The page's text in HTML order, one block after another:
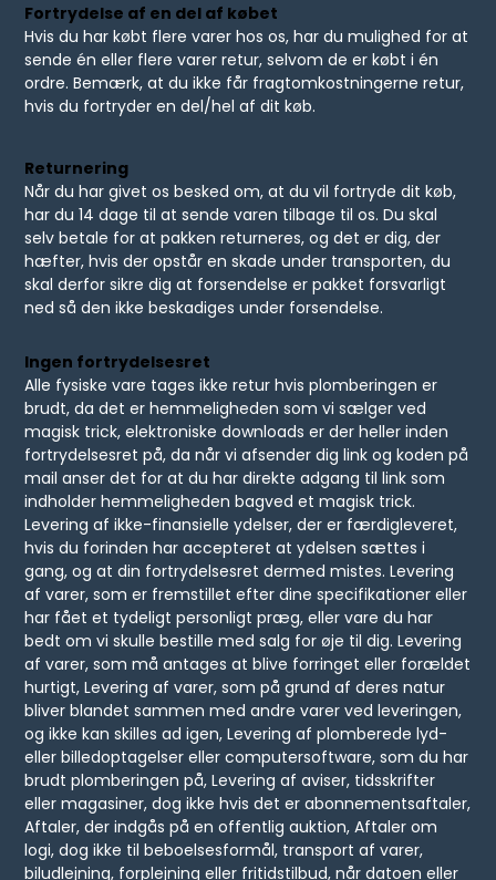
Fortrydelse af en del af købet
Hvis du har købt flere varer hos os, har du mulighed for at
sende én eller flere varer retur, selvom de er købt i én
ordre. Bemærk, at du ikke får fragtomkostningerne retur,
hvis du fortryder en del/hel af dit køb.
Returnering
Når du har givet os besked om, at du vil fortryde dit køb,
har du 14 dage til at sende varen tilbage til os. Du skal
selv betale for at pakken returneres, og det er dig, der
hæfter, hvis der opstår en skade under transporten, du
skal derfor sikre dig at forsendelse er pakket forsvarligt
ned så den ikke beskadiges under forsendelse.
Ingen fortrydelsesret
Alle fysiske vare tages ikke retur hvis plomberingen er
brudt, da det er hemmeligheden som vi sælger ved
magisk trick, elektroniske downloads er der heller inden
fortrydelsesret på, da når vi afsender dig link og koden på
mail anser det for at du har direkte adgang til link som
indholder hemmeligheden bagved et magisk trick.
Levering af ikke-finansielle ydelser, der er færdigleveret,
hvis du forinden har accepteret at ydelsen sættes i
gang, og at din fortrydelsesret dermed mistes. Levering
af varer, som er fremstillet efter dine specifikationer eller
har fået et tydeligt personligt præg, eller vare du har
bedt om vi skulle bestille med salg for øje til dig. Levering
af varer, som må antages at blive forringet eller forældet
hurtigt, Levering af varer, som på grund af deres natur
bliver blandet sammen med andre varer ved leveringen,
og ikke kan skilles ad igen, Levering af plomberede lyd-
eller billedoptagelser eller computersoftware, som du har
brudt plomberingen på, Levering af aviser, tidsskrifter
eller magasiner, dog ikke hvis det er abonnementsaftaler,
Aftaler, der indgås på en offentlig auktion, Aftaler om
logi, dog ikke til beboelsesformål, transport af varer,
biludlejning, forplejning eller fritidstilbud, når datoen eller